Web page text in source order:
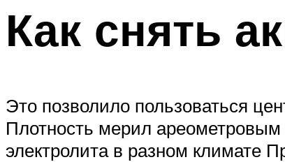
Как снять
Это позволило пользоваться
Плотность мерил ареометровым
электролита в разном климате